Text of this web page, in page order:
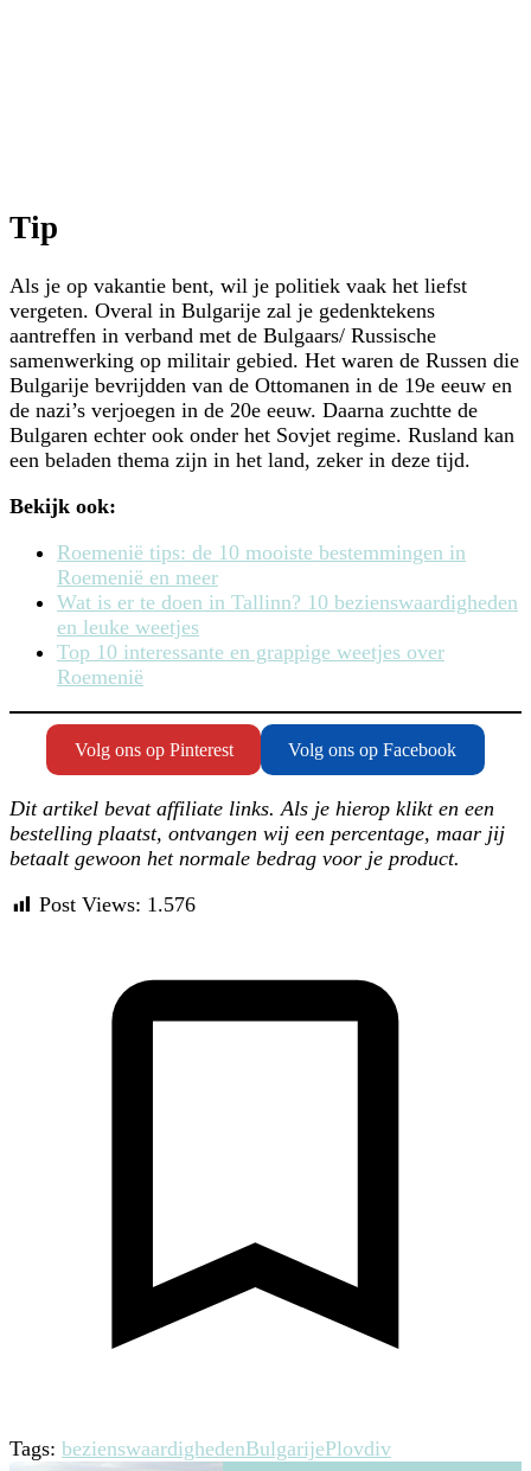
Tip
Als je op vakantie bent, wil je politiek vaak het liefst
vergeten. Overal in Bulgarije zal je gedenktekens
aantreffen in verband met de Bulgaars/ Russische
samenwerking op militair gebied. Het waren de Russen die
Bulgarije bevrijdden van de Ottomanen in de 19e eeuw en
de nazi’s verjoegen in de 20e eeuw. Daarna zuchtte de
Bulgaren echter ook onder het Sovjet regime. Rusland kan
een beladen thema zijn in het land, zeker in deze tijd.
Bekijk ook:
Roemenië tips: de 10 mooiste bestemmingen in
Roemenië en meer
Wat is er te doen in Tallinn? 10 bezienswaardigheden
en leuke weetjes
Top 10 interessante en grappige weetjes over
Roemenië
Volg ons op Pinterest Volg ons op Facebook
Dit artikel bevat affiliate links. Als je hierop klikt en een
bestelling plaatst, ontvangen wij een percentage, maar jij
betaalt gewoon het normale bedrag voor je product.
Post Views: 1.576
Tags: bezienswaardighedenBulgarijePlovdiv